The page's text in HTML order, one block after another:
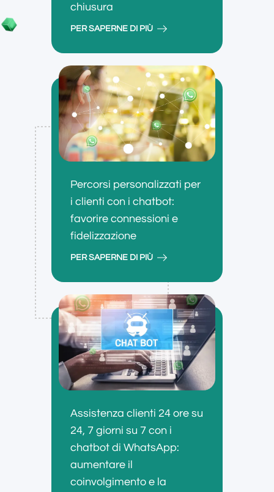
chiusura
PER SAPERNE DI PIÙ
Percorsi personalizzati per
i clienti con i chatbot:
favorire connessioni e
fidelizzazione
PER SAPERNE DI PIÙ
Assistenza clienti 24 ore su
24, 7 giorni su 7 con i
chatbot di WhatsApp:
aumentare il
coinvolgimento e la